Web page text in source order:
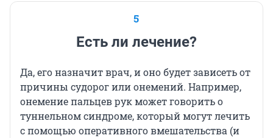
5
Есть ли лечение?
Да, его назначит врач, и оно будет зависеть от
причины судорог или онемений. Например,
онемение пальцев рук может говорить о
туннельном синдроме, который могут лечить
с помощью оперативного вмешательства (и